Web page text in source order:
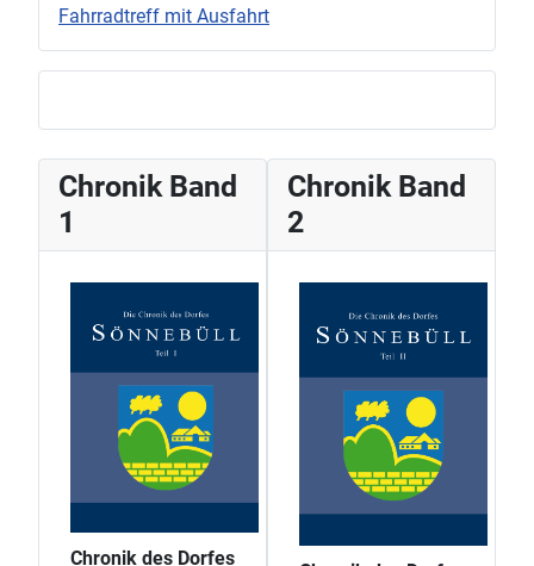
Fahrradtreff mit Ausfahrt
Chronik Band
1
Chronik des Dorfes
Chronik Band
2